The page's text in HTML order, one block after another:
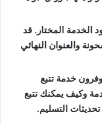
الخدمة المختار. قد
والعنوان النهائي
خدمة تتبع
وكيف يمكنك تتبع
التسليم.